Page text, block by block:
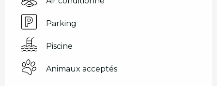
Parking
Piscine
Animaux acceptés